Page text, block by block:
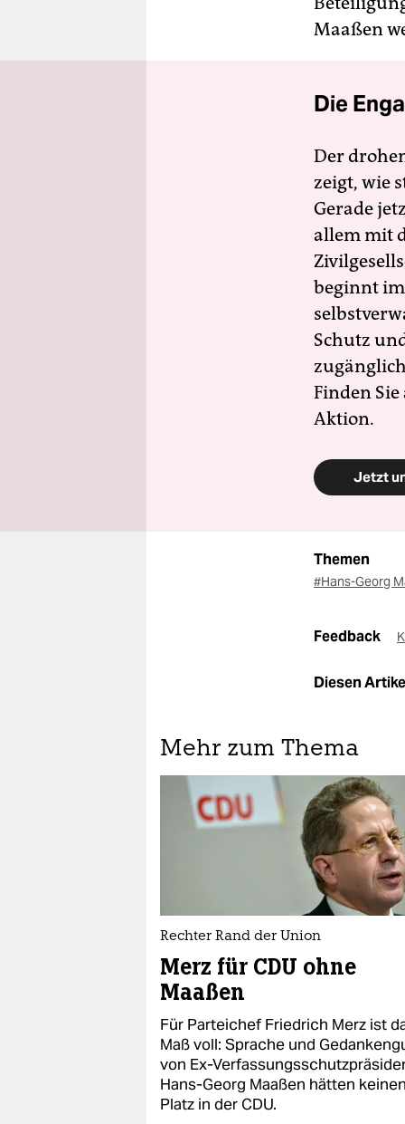
Maaßen
Die
Der
zeigt, wie
Gerade
allem mit
beginnt
Schutz
Finden
Aktion.
Jetzt
Themen
#Hans-Georg
Feedback
Diesen
Mehr zum Thema
Rechter Rand der Union
Merz für CDU ohne
Maaßen
Für Parteichef Friedrich Merz ist
Maß voll: Sprache und
von Ex-
Hans-Georg Maaßen hätten keinen
Platz in der CDU.